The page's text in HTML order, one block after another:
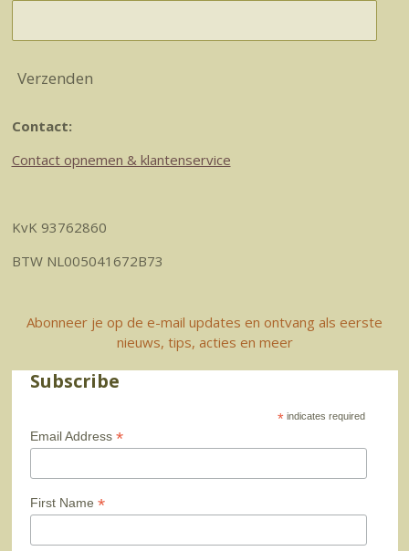
Verzenden
Contact:
Contact opnemen & klantenservice
KvK 93762860
BTW NL005041672B73
Abonneer je op de e-mail updates en ontvang als eerste
nieuws, tips, acties en meer
Subscribe
* indicates required
Email Address *
First Name *